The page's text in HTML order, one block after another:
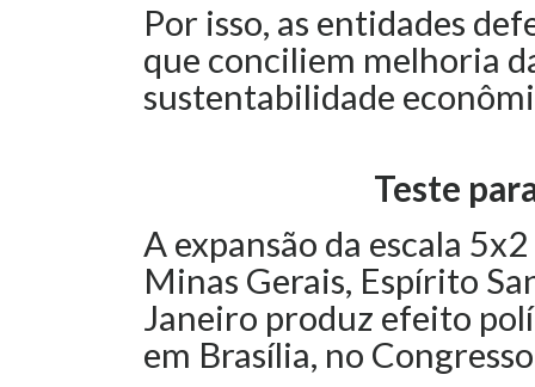
Por isso, as entidades
que conciliem melhoria
sustentabilidade
Teste
A expansão da escala
Minas Gerais, Espírito
Janeiro produz efeito
em Brasília, no